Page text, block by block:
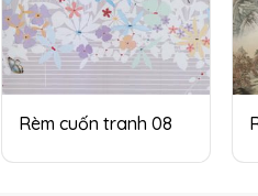
Rèm cuốn tranh 08